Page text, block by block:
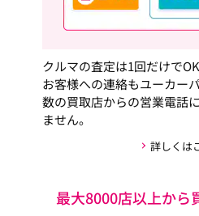
クルマの査定は1回だけでOK
お客様への連絡もユーカー
数の買取店からの営業電話
ません。
詳しくは
最大8000店以上から